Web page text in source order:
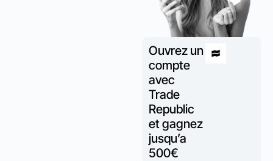
Ouvrez un
compte
avec
Trade
Republic
et gagnez
jusqu’a
500€